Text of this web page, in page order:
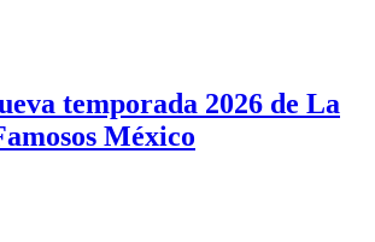
temporada 2026 de La
México